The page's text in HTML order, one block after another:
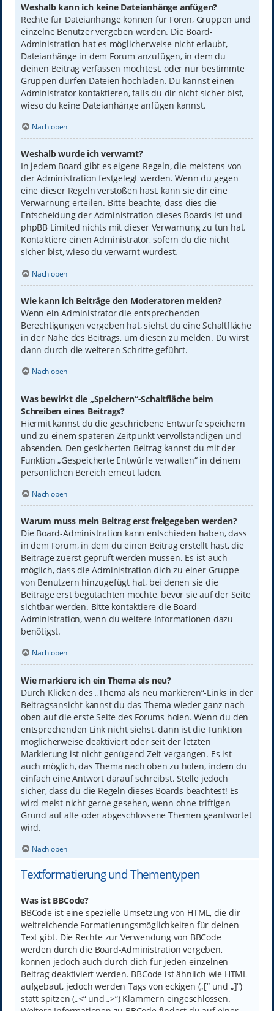
Weshalb kann ich keine Dateianhänge anfügen?
Rechte für Dateianhänge können für Foren, Gruppen und
einzelne Benutzer vergeben werden. Die Board-
Administration hat es möglicherweise nicht erlaubt,
Dateianhänge in dem Forum anzufügen, in dem du
deinen Beitrag verfassen möchtest, oder nur bestimmte
Gruppen dürfen Dateien hochladen. Du kannst einen
Administrator kontaktieren, falls du dir nicht sicher bist,
wieso du keine Dateianhänge anfügen kannst.
Nach oben
Weshalb wurde ich verwarnt?
In jedem Board gibt es eigene Regeln, die meistens von
der Administration festgelegt werden. Wenn du gegen
eine dieser Regeln verstoßen hast, kann sie dir eine
Verwarnung erteilen. Bitte beachte, dass dies die
Entscheidung der Administration dieses Boards ist und
phpBB Limited nichts mit dieser Verwarnung zu tun hat.
Kontaktiere einen Administrator, sofern du die nicht
sicher bist, wieso du verwarnt wurdest.
Nach oben
Wie kann ich Beiträge den Moderatoren melden?
Wenn ein Administrator die entsprechenden
Berechtigungen vergeben hat, siehst du eine Schaltfläche
in der Nähe des Beitrags, um diesen zu melden. Du wirst
dann durch die weiteren Schritte geführt.
Nach oben
Was bewirkt die „Speichern“-Schaltfläche beim
Schreiben eines Beitrags?
Hiermit kannst du die geschriebene Entwürfe speichern
und zu einem späteren Zeitpunkt vervollständigen und
absenden. Den gesicherten Beitrag kannst du mit der
Funktion „Gespeicherte Entwürfe verwalten“ in deinem
persönlichen Bereich erneut laden.
Nach oben
Warum muss mein Beitrag erst freigegeben werden?
Die Board-Administration kann entschieden haben, dass
in dem Forum, in dem du einen Beitrag erstellt hast, die
Beiträge zuerst geprüft werden müssen. Es ist auch
möglich, dass die Administration dich zu einer Gruppe
von Benutzern hinzugefügt hat, bei denen sie die
Beiträge erst begutachten möchte, bevor sie auf der Seite
sichtbar werden. Bitte kontaktiere die Board-
Administration, wenn du weitere Informationen dazu
benötigst.
Nach oben
Wie markiere ich ein Thema als neu?
Durch Klicken des „Thema als neu markieren“-Links in der
Beitragsansicht kannst du das Thema wieder ganz nach
oben auf die erste Seite des Forums holen. Wenn du den
entsprechenden Link nicht siehst, dann ist die Funktion
möglicherweise deaktiviert oder seit der letzten
Markierung ist nicht genügend Zeit vergangen. Es ist
auch möglich, das Thema nach oben zu holen, indem du
einfach eine Antwort darauf schreibst. Stelle jedoch
sicher, dass du die Regeln dieses Boards beachtest! Es
wird meist nicht gerne gesehen, wenn ohne triftigen
Grund auf alte oder abgeschlossene Themen geantwortet
wird.
Nach oben
Textformatierung und Thementypen
Was ist BBCode?
BBCode ist eine spezielle Umsetzung von HTML, die dir
weitreichende Formatierungsmöglichkeiten für deinen
Text gibt. Die Rechte zur Verwendung von BBCode
werden durch die Board-Administration vergeben,
können jedoch auch durch dich für jeden einzelnen
Beitrag deaktiviert werden. BBCode ist ähnlich wie HTML
aufgebaut, jedoch werden Tags von eckigen („[“ und „]“)
statt spitzen („<“ und „>“) Klammern eingeschlossen.